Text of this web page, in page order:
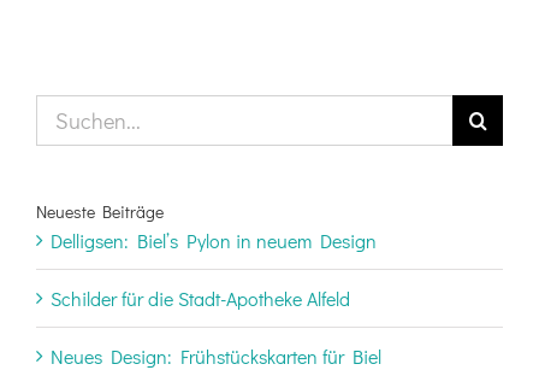
Suche
nach:
Neueste Beiträge
Delligsen: Biel’s Pylon in neuem Design
Schilder für die Stadt-Apotheke Alfeld
Neues Design: Frühstückskarten für Biel